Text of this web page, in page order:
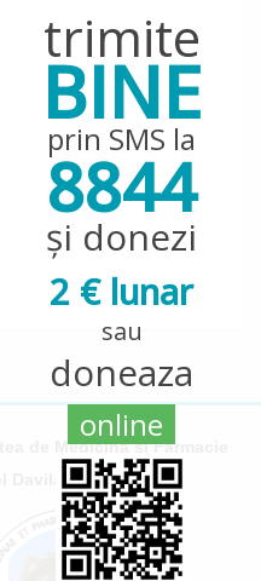
trimite
BINE
prin SMS la
8844
și donezi
2 € lunar
sau
doneaza
online
de Medicină și Farmacie
Davila" din București